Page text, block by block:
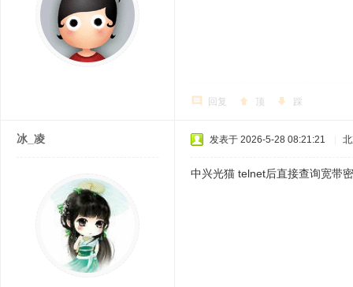
回复 顶 踩
冰_凌 发表于 2026-5-28 08:21:21
中兴光猫 telnet后直接查询宽带